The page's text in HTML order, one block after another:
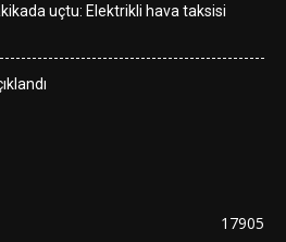
uçtu: Elektrikli hava taksisi
17905